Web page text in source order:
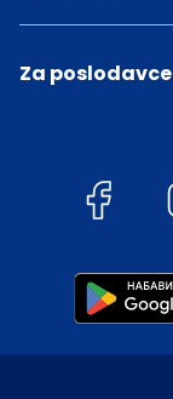
Za poslodavce